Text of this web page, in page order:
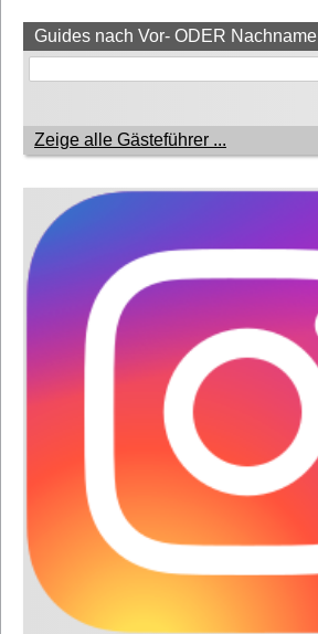
Guides nach Vor- ODER Nachname
Zeige alle Gästeführer ...